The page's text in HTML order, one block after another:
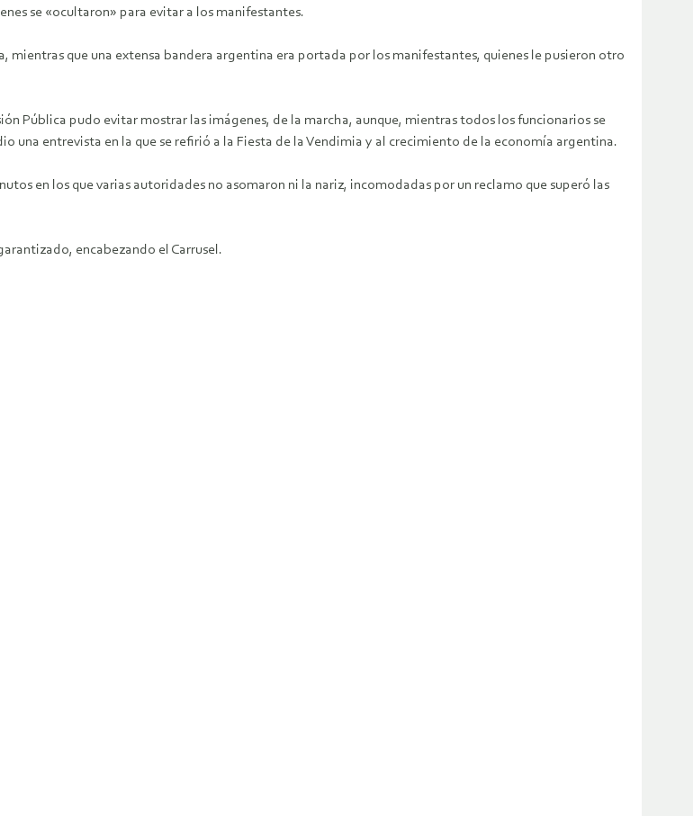
se «ocultaron» para evitar a los manifestantes.
mientras que una extensa bandera argentina era portada por los manifestantes, quienes le pusieron otro
Pública pudo evitar mostrar las imágenes, de la marcha, aunque, mientras todos los funcionarios se
una entrevista en la que se refirió a la Fiesta de la Vendimia y al crecimiento de la economía argentina.
en los que varias autoridades no asomaron ni la nariz, incomodadas por un reclamo que superó las
encabezando el Carrusel.